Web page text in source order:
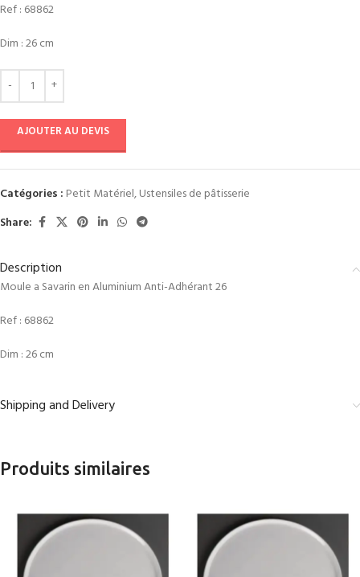
Ref : 68862
Dim : 26 cm
AJOUTER AU DEVIS
Catégories : Petit Matériel,Ustensiles de pâtisserie
Share:
Description
Moule a Savarin en Aluminium Anti-Adhérant 26
Ref : 68862
Dim : 26 cm
Shipping and Delivery
Produits similaires